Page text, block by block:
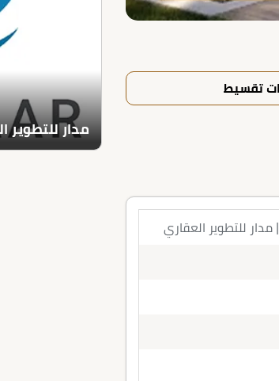
مدار للتطوير